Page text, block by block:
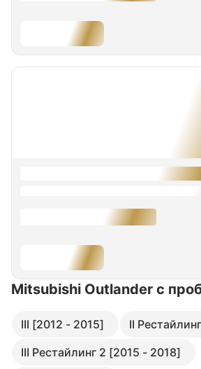
Mitsubishi Outlander с
III [2012 - 2015]
II
III Рестайлинг 2 [2015 - 2018]